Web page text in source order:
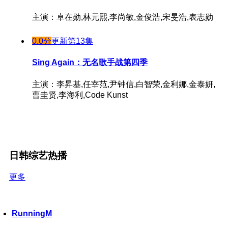
主演：卓在勋,林元熙,李尚敏,金俊浩,宋旻浩,表志勋
0.0分更新第13集
Sing Again：无名歌手战第四季
主演：李昇基,任宰范,尹钟信,白智荣,金利娜,金泰妍,
曹圭贤,李海利,Code Kunst
日韩综艺热播
更多
RunningM